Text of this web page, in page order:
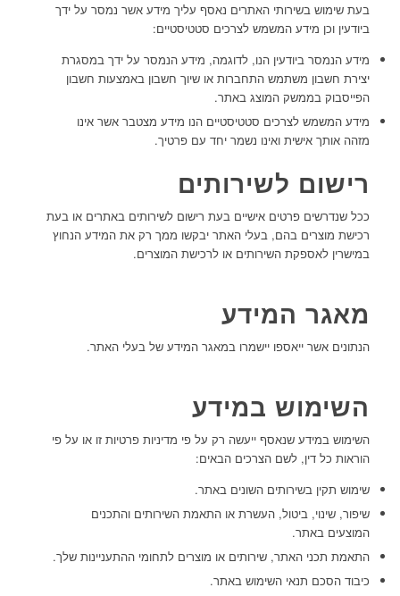
בעת שימוש בשירותי האתרים נאסף עליך מידע אשר נמסר על ידך
ביודעין וכן מידע המשמש לצרכים סטטיסטיים:
מידע הנמסר ביודעין הנו, לדוגמה, מידע הנמסר על ידך במסגרת
יצירת חשבון משתמש התחברות או שיוך חשבון באמצעות חשבון
הפייסבוק בממשק המוצג באתר.
מידע המשמש לצרכים סטטיסטיים הנו מידע מצטבר אשר אינו
מזהה אותך אישית ואינו נשמר יחד עם פרטיך.
רישום לשירותים
ככל שנדרשים פרטים אישיים בעת רישום לשירותים באתרים או בעת
רכישת מוצרים בהם, בעלי האתר יבקשו ממך רק את המידע הנחוץ
במישרין לאספקת השירותים או לרכישת המוצרים.
מאגר המידע
הנתונים אשר ייאספו יישמרו במאגר המידע של בעלי האתר.
השימוש במידע
השימוש במידע שנאסף ייעשה רק על פי מדיניות פרטיות זו או על פי
הוראות כל דין, לשם הצרכים הבאים:
שימוש תקין בשירותים השונים באתר.
שיפור, שינוי, ביטול, העשרת או התאמת השירותים והתכנים
המוצעים באתר.
התאמת תכני האתר, שירותים או מוצרים לתחומי ההתעניינות שלך.
כיבוד הסכם תנאי השימוש באתר.